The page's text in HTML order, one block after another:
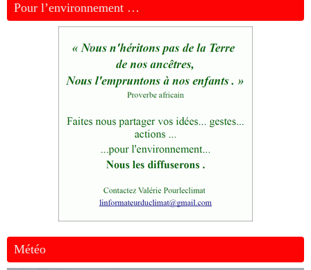
Pour l’environnement …
Météo